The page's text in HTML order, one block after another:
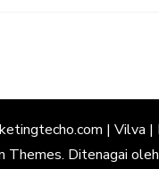
| Vilva |
Themes. Ditenagai oleh